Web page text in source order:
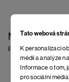
Tato webová
K personalizaci
médií a analýze
Informace o tom,
pro sociální
Merino tričko
Plum Wine